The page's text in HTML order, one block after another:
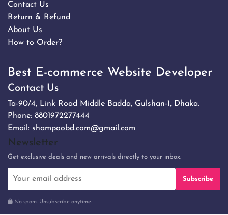
Contact Us
Return & Refund
About Us
How to Order?
Best E-commerce Website Developer
Contact Us
Ta-90/4, Link Road Middle Badda, Gulshan-1, Dhaka.
Phone: 8801972277444
Email: shampoobd.com@gmail.com
Newsletter
Get exclusive deals and new arrivals directly to your inbox.
Subscribe
No spam. Unsubscribe anytime.